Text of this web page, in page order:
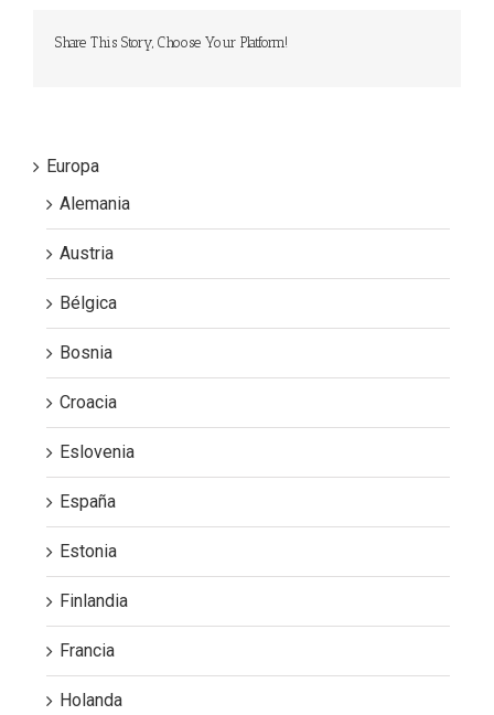
Share This Story, Choose Your Platform!
Europa
Alemania
Austria
Bélgica
Bosnia
Croacia
Eslovenia
España
Estonia
Finlandia
Francia
Holanda